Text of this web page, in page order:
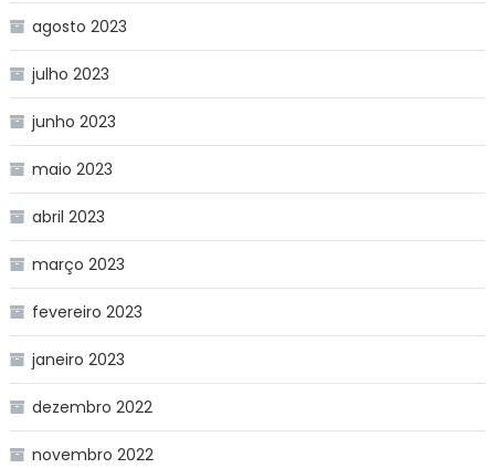
agosto 2023
julho 2023
junho 2023
maio 2023
abril 2023
março 2023
fevereiro 2023
janeiro 2023
dezembro 2022
novembro 2022